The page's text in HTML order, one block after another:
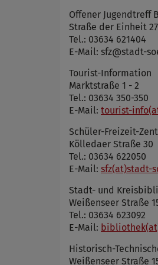
Offener Jugendtreff
Straße der Einheit 27
Tel.: 03634 621404
E-Mail: sfz@stadt-
Tourist-Information
Marktstraße 1 - 2
Tel.: 03634 350-350
E-Mail: tourist-
Schüler-Freizeit-
Kölledaer Straße 30
Tel.: 03634 622050
E-Mail: sfz(at)stadt-
Stadt- und
Weißenseer Straße
Tel.: 03634 623092
E-Mail:
Historisch-
Weißenseer Straße